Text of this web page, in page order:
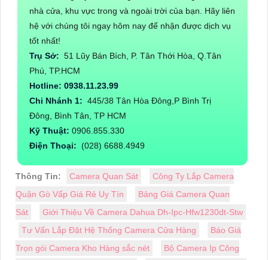
nhà cửa, khu vực trong và ngoài trời của bạn. Hãy liên
hệ với chúng tôi ngay hôm nay để nhận được dịch vụ
tốt nhất!
Trụ Sở: 51 Lũy Bán Bích, P. Tân Thới Hòa, Q.Tân
Phú, TP.HCM
Hotline: 0938.11.23.99
Chi Nhánh 1: 445/38 Tân Hòa Đông,P Bình Trị
Đông, Bình Tân, TP HCM
Kỹ Thuật: 0906.855.330
Điện Thoại: (028) 6688.4949
Thông Tin: Camera Quan Sát
Công Ty Lắp Camera
Quận Gò Vấp Giá Rẻ Uy Tín
Bảng Giá Camera Quan
Sát
Giới Thiệu Về Camera Dahua Dh-Ipc-Hfw1230dt-Stw
Tư Vấn Lắp Đặt Hệ Thống Camera Cửa Hàng
Báo Giá
Trọn gói Camera Kho Hàng sắc nét
Bộ Camera Ip Công